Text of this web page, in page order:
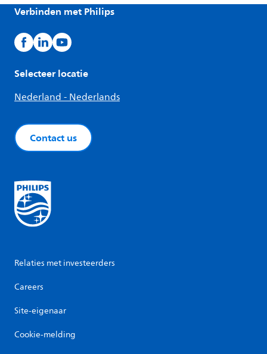
Verbinden met Philips
Selecteer locatie
Nederland - Nederlands
Contact us
Relaties met investeerders
Careers
Site-eigenaar
Cookie-melding